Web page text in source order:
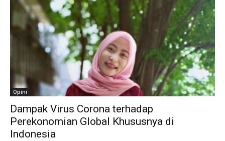
Opini
Dampak Virus Corona terhadap
Perekonomian Global Khususnya di
Indonesia